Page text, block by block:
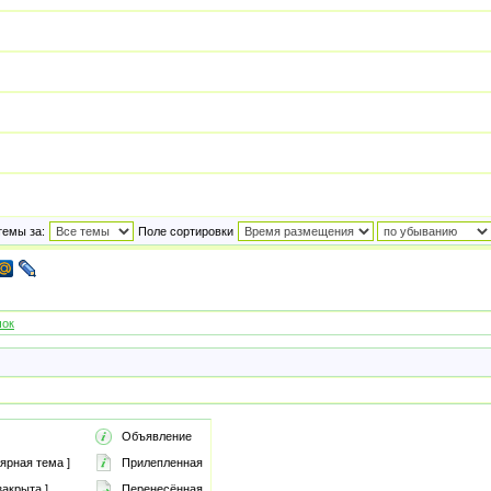
за: Поле сортировки
Объявление
тема ]
Прилепленная